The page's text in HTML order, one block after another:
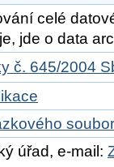
celé
jde o data
č. 645/2004
úřad, e-mail: